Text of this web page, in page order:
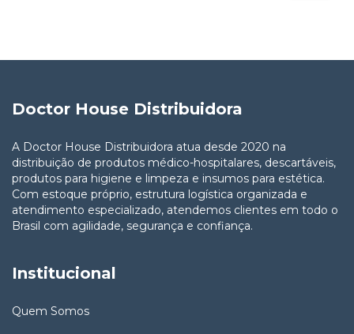
Doctor House Distribuidora
A Doctor House Distribuidora atua desde 2020 na
distribuição de produtos médico-hospitalares, descartáveis,
produtos para higiene e limpeza e insumos para estética.
Com estoque próprio, estrutura logística organizada e
atendimento especializado, atendemos clientes em todo o
Brasil com agilidade, segurança e confiança.
Institucional
Quem Somos